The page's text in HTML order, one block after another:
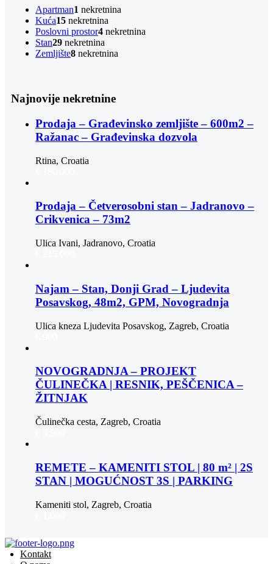
Apartman1 nekretnina
Kuća15 nekretnina
Poslovni prostor4 nekretnina
Stan29 nekretnina
Zemljište8 nekretnina
Najnovije nekretnine
Prodaja – Građevinsko zemljište – 600m2 –
Ražanac – Građevinska dozvola
Rtina, Croatia
Prodaja – Četverosobni stan – Jadranovo –
Crikvenica – 73m2
Ulica Ivani, Jadranovo, Croatia
Najam – Stan, Donji Grad – Ljudevita
Posavskog, 48m2, GPM, Novogradnja
Ulica kneza Ljudevita Posavskog, Zagreb, Croatia
NOVOGRADNJA – PROJEKT
ČULINEČKA | RESNIK, PEŠČENICA –
ŽITNJAK
Čulinečka cesta, Zagreb, Croatia
REMETE – KAMENITI STOL | 80 m² | 2S
STAN | MOGUĆNOST 3S | PARKING
Kameniti stol, Zagreb, Croatia
Kontakt